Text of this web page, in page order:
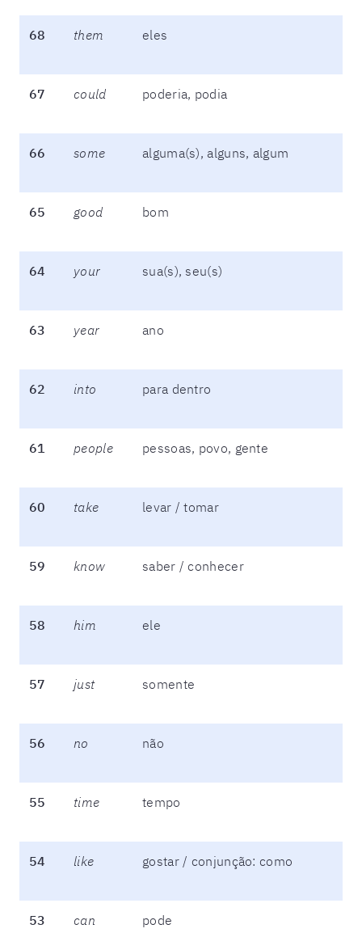
68 them eles
67 could poderia, podia
66 some alguma(s), alguns, algum
65 good bom
64 your sua(s), seu(s)
63 year ano
62 into para dentro
61 people pessoas, povo, gente
60 take levar / tomar
59 know saber / conhecer
58 him ele
57 just somente
56 no não
55 time tempo
54 like gostar / conjunção: como
53 can pode